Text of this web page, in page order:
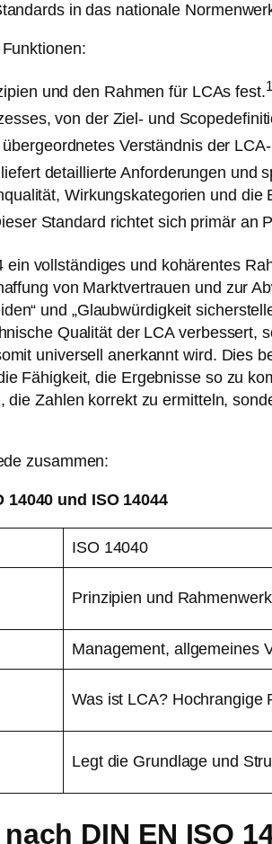
in das nationale
und den Rahmen für LCAs fest.1
von der Ziel- und
Verständnis der
detaillierte Anforderungen und
Wirkungskategorien und
Standard richtet sich primär an
vollständiges und kohärentes
von Marktvertrauen und zur
und „Glaubwürdigkeit
Qualität der LCA verbessert,
universell anerkannt wird. Dies
Fähigkeit, die Ergebnisse so zu
Zahlen korrekt zu ermitteln,
zusammen:
und ISO 14044
ISO 14040
Prinzipien und
Management, allgemeines
Was ist LCA? Hochrangige
Legt die Grundlage und
DIN EN ISO